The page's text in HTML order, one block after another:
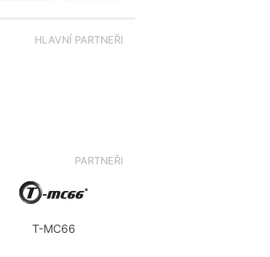
HLAVNÍ PARTNEŘI
PARTNEŘI
T-MC66